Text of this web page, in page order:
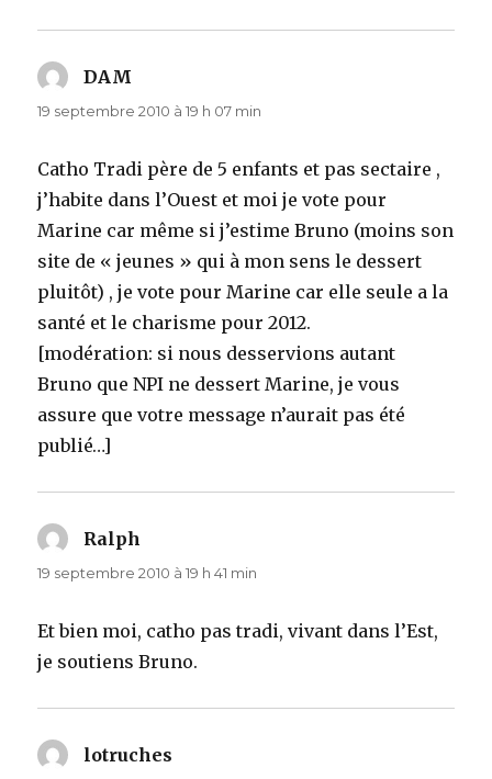
DAM
19 septembre 2010 à 19 h 07 min
Catho Tradi père de 5 enfants et pas sectaire ,
j’habite dans l’Ouest et moi je vote pour
Marine car même si j’estime Bruno (moins son
site de « jeunes » qui à mon sens le dessert
pluitôt) , je vote pour Marine car elle seule a la
santé et le charisme pour 2012.
[modération: si nous desservions autant
Bruno que NPI ne dessert Marine, je vous
assure que votre message n’aurait pas été
publié…]
Ralph
19 septembre 2010 à 19 h 41 min
Et bien moi, catho pas tradi, vivant dans l’Est,
je soutiens Bruno.
lotruches